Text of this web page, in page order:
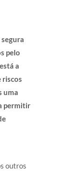
pelo
a
riscos
uma
permitir
outros